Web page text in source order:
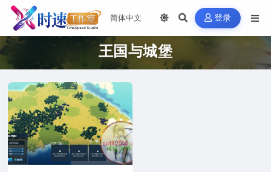
登录
王国与城堡